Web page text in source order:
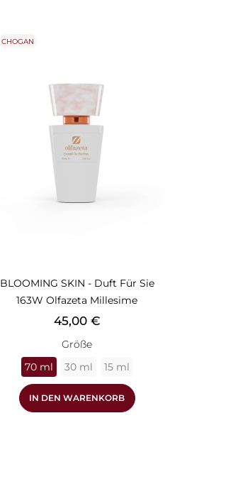
BLOOMING SKIN - Duft Für Sie
163W Olfazeta Millesime
Preis
45,00 €
Größe
70 ml
30 ml 15 ml
IN DEN WARENKORB
CHOGAN